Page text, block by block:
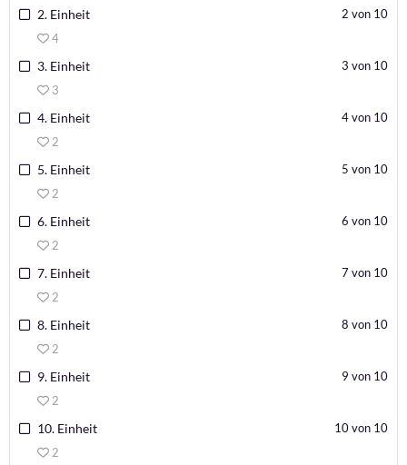
2 von 10
2. Einheit
4
3 von 10
3. Einheit
3
4 von 10
4. Einheit
2
5 von 10
5. Einheit
2
6 von 10
6. Einheit
2
7 von 10
7. Einheit
2
8 von 10
8. Einheit
2
9 von 10
9. Einheit
2
10 von 10
10. Einheit
2